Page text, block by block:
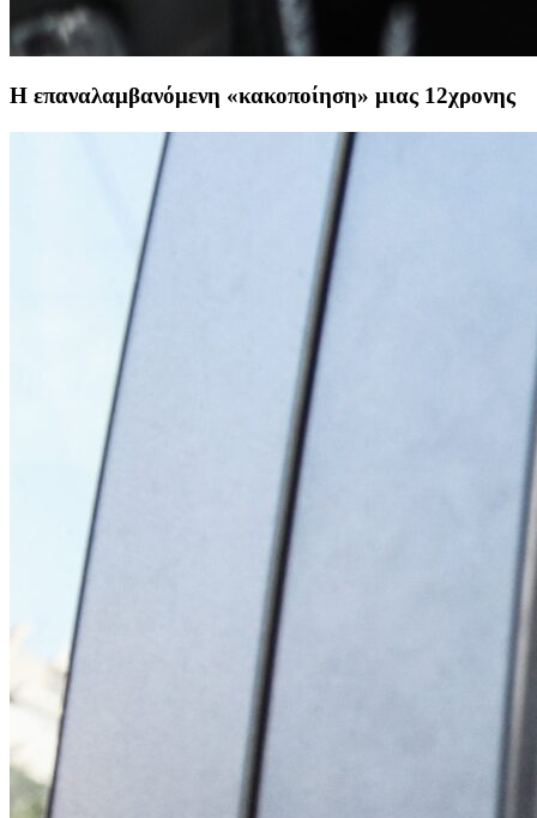
Η επαναλαμβανόμενη «κακοποίηση» μιας 12χρονης